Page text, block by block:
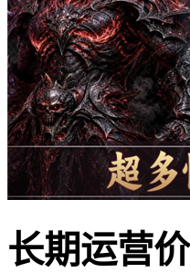
长期运营